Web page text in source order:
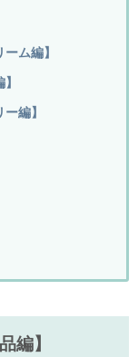
ム編】
編】
編】